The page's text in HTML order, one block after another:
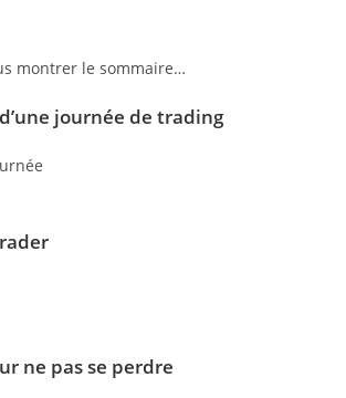
montrer le sommaire…
journée de trading
ne pas se perdre